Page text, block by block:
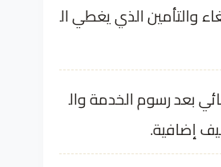
والتأمين الذي يغطي ال
بعد رسوم الخدمة وال
إضافية.